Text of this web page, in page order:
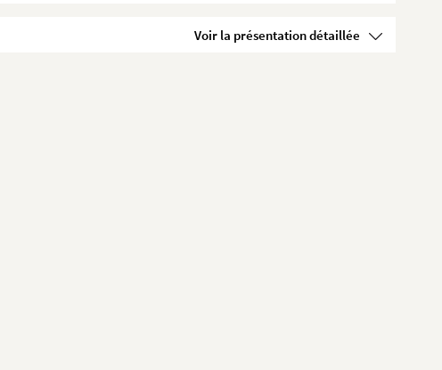
Voir la présentation détaillée